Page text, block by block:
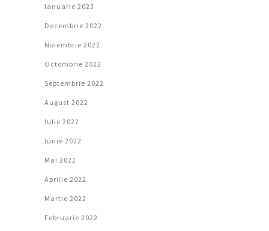
Ianuarie 2023
Decembrie 2022
Noiembrie 2022
Octombrie 2022
Septembrie 2022
August 2022
Iulie 2022
Iunie 2022
Mai 2022
Aprilie 2022
Martie 2022
Februarie 2022